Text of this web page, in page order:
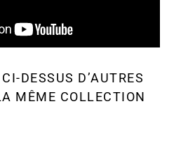
DESSUS D’AUTRES
MÊME COLLECTION